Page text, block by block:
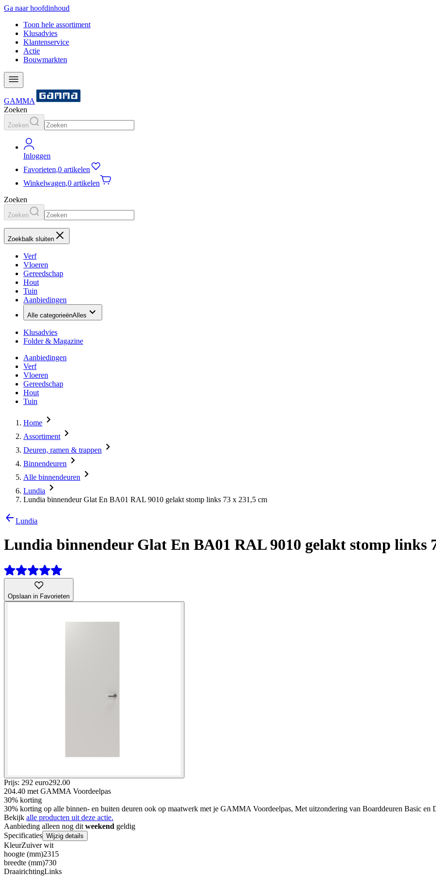
Ga naar hoofdinhoud
Toon hele assortiment
Klusadvies
Klantenservice
Actie
Bouwmarkten
GAMMA
Zoeken
Zoeken
Inloggen
Favorieten,0 artikelen
Winkelwagen,0 artikelen
Zoeken
Zoeken
Zoekbalk sluiten
Verf
Vloeren
Gereedschap
Hout
Tuin
Aanbiedingen
Alle categorieënAlles
Klusadvies
Folder & Magazine
Aanbiedingen
Verf
Vloeren
Gereedschap
Hout
Tuin
Home
Assortiment
Deuren, ramen & trappen
Binnendeuren
Alle binnendeuren
Lundia
Lundia binnendeur Glat En BA01 RAL 9010 gelakt stomp links 73 x 231,5 cm
Lundia
Lundia binnendeur Glat En BA01 RAL 9010 gelakt stomp links
Opslaan in Favorieten
Prijs: 292 euro292.00
204.40 met GAMMA Voordeelpas
30% korting
30% korting op alle binnen- en buiten deuren ook op maatwerk met je GAMMA Voordeelpas, Met uitzondering van Boarddeuren Basic en
Bekijk alle producten uit deze actie.
Aanbieding alleen nog dit weekend geldig
Specificaties Wijzig details
KleurZuiver wit
hoogte (mm)2315
breedte (mm)730
DraairichtingLinks